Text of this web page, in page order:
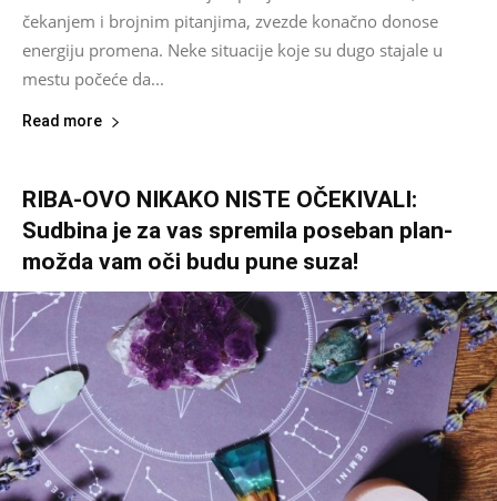
čekanjem i brojnim pitanjima, zvezde konačno donose
energiju promena. Neke situacije koje su dugo stajale u
mestu počeće da...
Read more
RIBA-OVO NIKAKO NISTE OČEKIVALI:
Sudbina je za vas spremila poseban plan-
možda vam oči budu pune suza!